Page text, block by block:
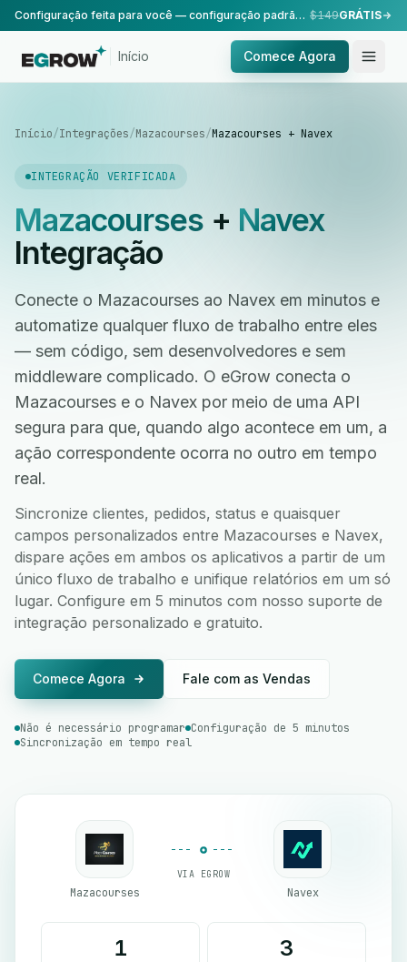
Configuração feita para você — configuração padrão, realizada pela nossa equipe. $149GRÁTIS
Início Comece Agora
Início/Integrações/Mazacourses/Mazacourses + Navex
INTEGRAÇÃO VERIFICADA
Mazacourses+ Navex
Integração
Conecte o Mazacourses ao Navex em minutos e
automatize qualquer fluxo de trabalho entre eles
— sem código, sem desenvolvedores e sem
middleware complicado. O eGrow conecta o
Mazacourses e o Navex por meio de uma API
segura para que, quando algo acontece em um, a
ação correspondente ocorra no outro em tempo
real.
Sincronize clientes, pedidos, status e quaisquer
campos personalizados entre Mazacourses e Navex,
dispare ações em ambos os aplicativos a partir de um
único fluxo de trabalho e unifique relatórios em um só
lugar. Configure em 5 minutos com nosso suporte de
integração personalizado e gratuito.
Comece Agora Fale com as Vendas
Não é necessário programar Configuração de 5 minutos
Sincronização em tempo real
Mazacourses
VIA EGROW
Navex
1 3